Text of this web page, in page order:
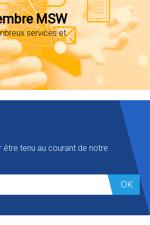
MSW
services et
être tenu au courant de notre
OK